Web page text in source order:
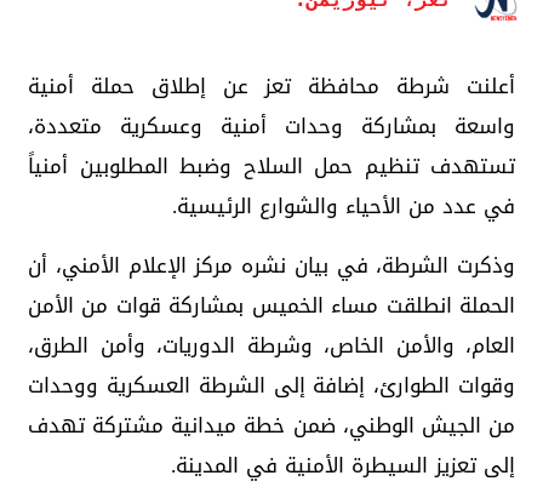
أعلنت شرطة محافظة تعز عن إطلاق حملة أمنية
واسعة بمشاركة وحدات أمنية وعسكرية متعددة،
تستهدف تنظيم حمل السلاح وضبط المطلوبين أمنياً
في عدد من الأحياء والشوارع الرئيسية.
وذكرت الشرطة، في بيان نشره مركز الإعلام الأمني، أن
الحملة انطلقت مساء الخميس بمشاركة قوات من الأمن
العام، والأمن الخاص، وشرطة الدوريات، وأمن الطرق،
وقوات الطوارئ، إضافة إلى الشرطة العسكرية ووحدات
من الجيش الوطني، ضمن خطة ميدانية مشتركة تهدف
إلى تعزيز السيطرة الأمنية في المدينة.